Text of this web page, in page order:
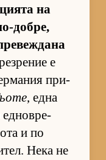
на
доб­ре,
е
при­
, една
ед­нов­ре­
и по
Нека не